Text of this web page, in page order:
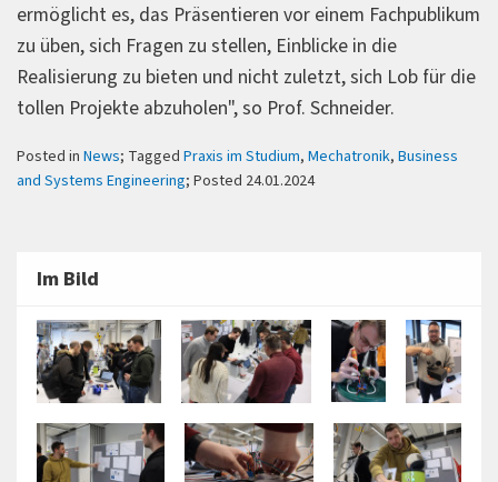
ermöglicht es, das Präsentieren vor einem Fachpublikum
zu üben, sich Fragen zu stellen, Einblicke in die
Realisierung zu bieten und nicht zuletzt, sich Lob für die
tollen Projekte abzuholen", so Prof. Schneider.
Posted in News; Tagged Praxis im Studium, Mechatronik, Business
and Systems Engineering; Posted 24.01.2024
Im Bild